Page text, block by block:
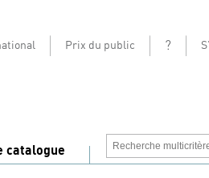
Prix du public ?
catalogue